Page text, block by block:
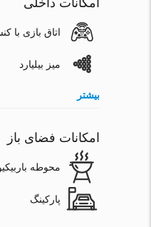
امکانات داخلی
اتاق بازی با
میز بیلیارد
بیشتر
امکانات فضای باز
محوطه
پارکینگ